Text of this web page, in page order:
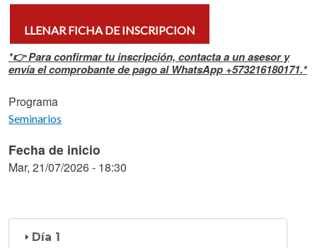
LLENAR FICHA DE INSCRIPCION
*👉 Para confirmar tu inscripción, contacta a un asesor y
envía el comprobante de pago al WhatsApp +573216180171.*
Programa
Seminarios
Fecha de inicio
Mar, 21/07/2026 - 18:30
Día 1